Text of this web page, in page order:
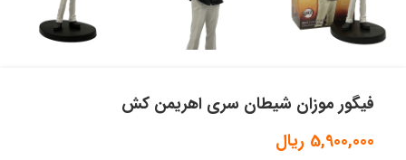
فیگور موزان شیطان سری اهریمن کش
5,900,000 ریال